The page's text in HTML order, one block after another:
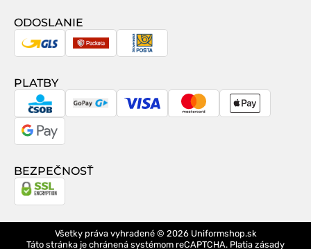
zmluvy
ODOSLANIE
GLS Packeta
Slovenská
PLATBY
CSOB GoPay Visa MasterCardApple
Google
BEZPEČNOSŤ
Všetky práva vyhradené © 2026 Uniformshop.sk
Táto stránka je chránená systémom reCAPTCHA. Platia zásady